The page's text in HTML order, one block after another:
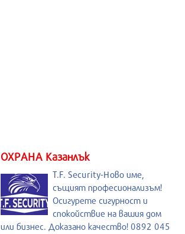
ОХРАНА Казанлък
T.F. Security-Ново име,
същият професионализъм!
Осигурете сигурност и
спокойствие на вашия дом
или бизнес. Доказано качество! 0892 045